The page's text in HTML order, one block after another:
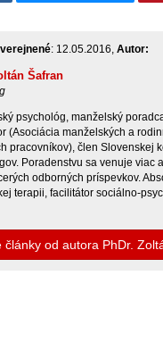
: 12.05.2016, Autor:
Šafran
psychológ, manželský
(Asociácia manželských a
pracovníkov), člen Slovenskej
Poradenstvu sa venuje viac
odborných príspevkov.
terapii, facilitátor sociálno-
články od autora PhDr.